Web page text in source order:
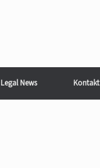
Legal News Kontakt